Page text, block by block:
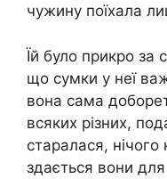
чужину поїхала
Їй було прикро за
що сумки у неї
вона сама
всяких різних,
старалася,
здається вони